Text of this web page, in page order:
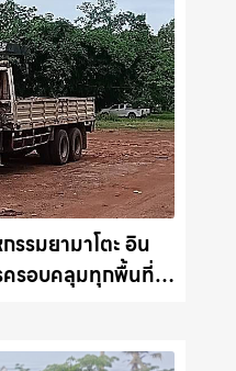
รมยามาโตะ อิน
ครอบคลุมทุกพื้นที่